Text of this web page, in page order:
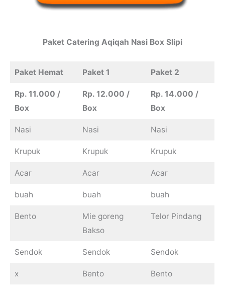
Paket Catering Aqiqah Nasi Box Slipi
Paket Hemat Paket 1 Paket 2
Rp. 11.000 /
Box
Rp. 12.000 /
Box
Rp. 14.000 /
Box
Nasi Nasi Nasi
Krupuk Krupuk Krupuk
Acar Acar Acar
buah buah buah
Bento
Mie goreng
Bakso
Telor Pindang
Sendok Sendok Sendok
x Bento Bento